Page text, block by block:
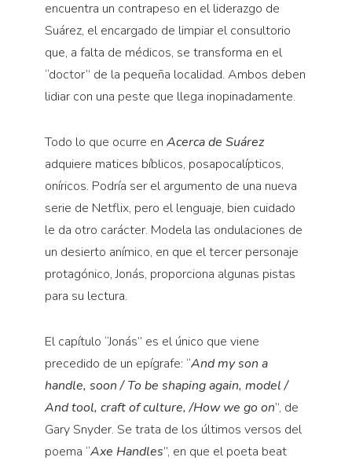
encuentra un contrapeso en el liderazgo de
Suárez, el encargado de limpiar el consultorio
que, a falta de médicos, se transforma en el
“doctor” de la pequeña localidad. Ambos deben
lidiar con una peste que llega inopinadamente.
Todo lo que ocurre en Acerca de Suárez
adquiere matices bíblicos, posapocalípticos,
oníricos. Podría ser el argumento de una nueva
serie de Netflix, pero el lenguaje, bien cuidado
le da otro carácter. Modela las ondulaciones de
un desierto anímico, en que el tercer personaje
protagónico, Jonás, proporciona algunas pistas
para su lectura.
El capítulo “Jonás” es el único que viene
precedido de un epígrafe: “And my son a
handle, soon / To be shaping again, model /
And tool, craft of culture, /How we go on”, de
Gary Snyder. Se trata de los últimos versos del
poema “Axe Handles”, en que el poeta beat